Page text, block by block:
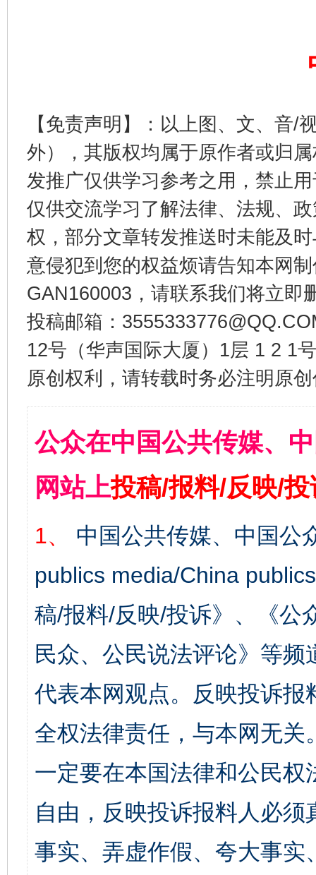
【免责声明】：以上图、文、音/
外），其版权均属于原作者或归
发推广仅供学习参考之用，禁止
仅供交流学习了解法律、法规、
权，部分文章转发推送时未能及
意侵犯到您的权益烦请告知本网
GAN160003，请联系我们将立即
投稿邮箱：
12号（华声国际大厦）1层 1 2 1
原创权利，请转载时务必注明原
公众在中国公共传媒、
网站上投稿/报料/反映/
1、
中国公共传媒、中国公
publics media/China
稿/报料/反映/投诉》、《公
民众、公民说法评论》等
代表本网观点。反映投诉
全权法律责任，与本网无
一定要在本国法律和公民
自由，反映投诉报料人必
事实、弄虚作假、夸大事